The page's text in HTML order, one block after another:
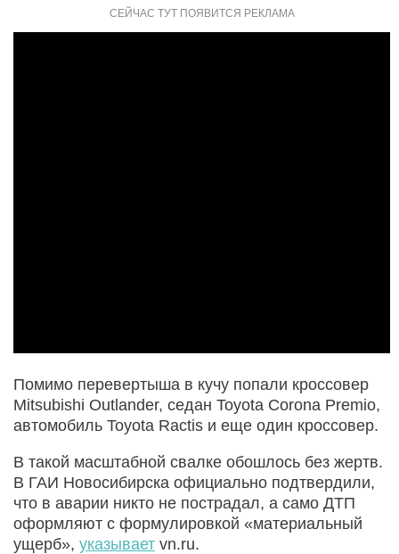
Помимо перевертыша в кучу попали кроссовер
Mitsubishi Outlander, седан Toyota Corona Premio,
автомобиль Toyota Ractis и еще один кроссовер.
В такой масштабной свалке обошлось без жертв.
В ГАИ Новосибирска официально подтвердили,
что в аварии никто не пострадал, а само ДТП
оформляют с формулировкой «материальный
ущерб», указывает vn.ru.